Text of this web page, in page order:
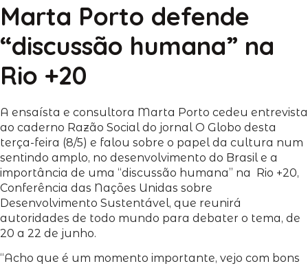
Marta Porto defende
“discussão humana” na
Rio +20
A ensaísta e consultora Marta Porto cedeu entrevista
ao caderno Razão Social do jornal O Globo desta
terça-feira (8/5) e falou sobre o papel da cultura num
sentindo amplo, no desenvolvimento do Brasil e a
importância de uma “discussão humana” na Rio +20,
Conferência das Nações Unidas sobre
Desenvolvimento Sustentável, que reunirá
autoridades de todo mundo para debater o tema, de
20 a 22 de junho.
“Acho que é um momento importante, vejo com bons